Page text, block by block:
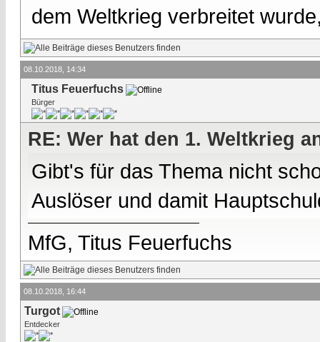
dem Weltkrieg verbreitet
08.10.2018, 14:34
Titus Feuerfuchs
Bürger
RE: Wer hat den 1. Weltkrieg
Gibt's für das Thema nicht
Auslöser und damit
MfG, Titus Feuerfuchs
08.10.2018, 16:44
Turgot
Entdecker